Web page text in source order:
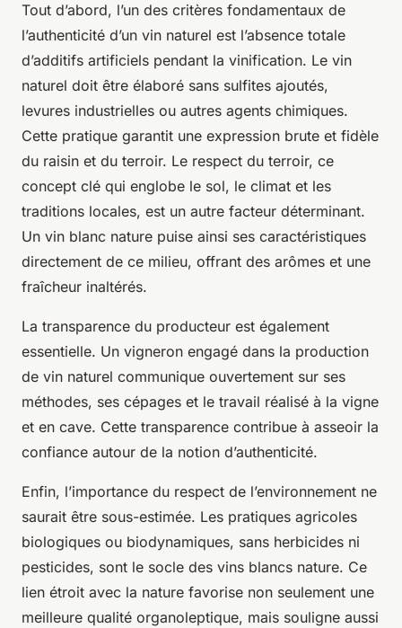
Tout d’abord, l’un des critères fondamentaux de
l’authenticité d’un vin naturel est l’absence totale
d’additifs artificiels pendant la vinification. Le vin
naturel doit être élaboré sans sulfites ajoutés,
levures industrielles ou autres agents chimiques.
Cette pratique garantit une expression brute et fidèle
du raisin et du terroir. Le respect du terroir, ce
concept clé qui englobe le sol, le climat et les
traditions locales, est un autre facteur déterminant.
Un vin blanc nature puise ainsi ses caractéristiques
directement de ce milieu, offrant des arômes et une
fraîcheur inaltérés.
La transparence du producteur est également
essentielle. Un vigneron engagé dans la production
de vin naturel communique ouvertement sur ses
méthodes, ses cépages et le travail réalisé à la vigne
et en cave. Cette transparence contribue à asseoir la
confiance autour de la notion d’authenticité.
Enfin, l’importance du respect de l’environnement ne
saurait être sous-estimée. Les pratiques agricoles
biologiques ou biodynamiques, sans herbicides ni
pesticides, sont le socle des vins blancs nature. Ce
lien étroit avec la nature favorise non seulement une
meilleure qualité organoleptique, mais souligne aussi